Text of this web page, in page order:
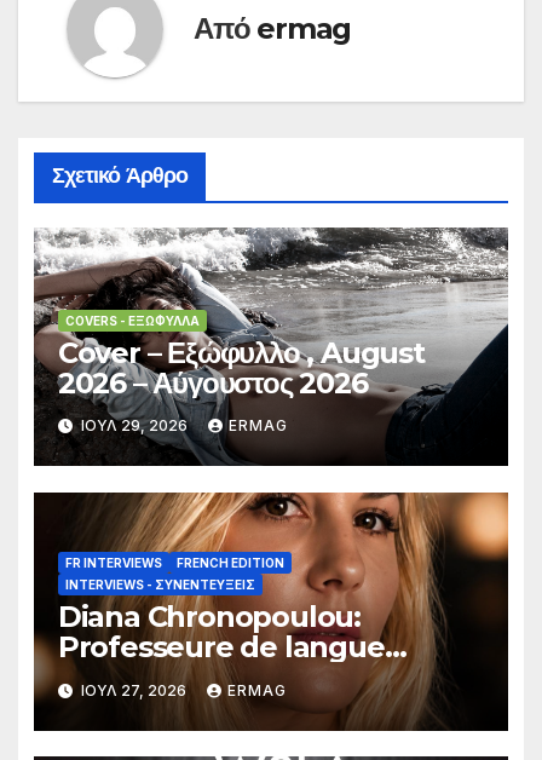
Από ermag
Σχετικό Άρθρο
COVERS - ΕΞΏΦΥΛΛΑ
Cover – Εξώφυλλο , August
2026 – Αύγουστος 2026
ΙΟΎΛ 29, 2026 ERMAG
FR INTERVIEWS
FRENCH EDITION
INTERVIEWS - ΣΥΝΕΝΤΕΎΞΕΙΣ
Diana Chronopoulou:
Professeure de langue
française
ΙΟΎΛ 27, 2026 ERMAG